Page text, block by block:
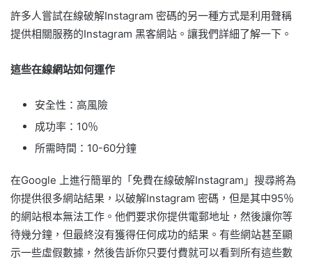
許多人嘗試在線破解Instagram 密碼的另一種方式是利用聲稱
提供相關服務的Instagram 黑客網站。讓我們詳細了解一下。
這些在線網站如何運作
安全性：高風險
成功率：10％
所需時間：10-60分鐘
在Google 上進行簡單的「免費在線破解Instagram」搜尋將為
你提供很多網站結果，以破解Instagram 密碼，但是其中95％
的網站根本無法工作。他們要求你提供電郵地址，然後讓你等
待幾分鐘，但最終沒有獲得任何成功的結果。有些網站甚至顯
示一些虛假數據，然後告訴你只要付費就可以看到所有這些數